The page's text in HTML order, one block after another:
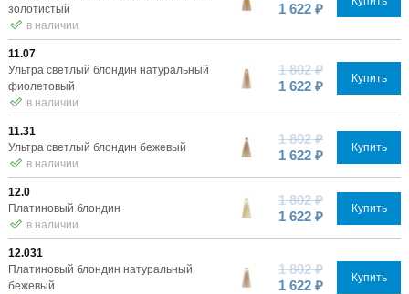
золотистый
в наличии
1 622 ₽
11.07
Ультра светлый блондин натуральный
фиолетовый
в наличии
1 802 ₽
1 622 ₽
Купить
11.31
Ультра светлый блондин бежевый
в наличии
1 802 ₽
1 622 ₽
Купить
12.0
Платиновый блондин
в наличии
1 802 ₽
1 622 ₽
Купить
12.031
Платиновый блондин натуральный
бежевый
1 802 ₽
1 622 ₽
Купить